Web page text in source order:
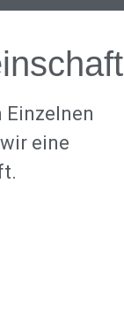
Einzelnen
eine